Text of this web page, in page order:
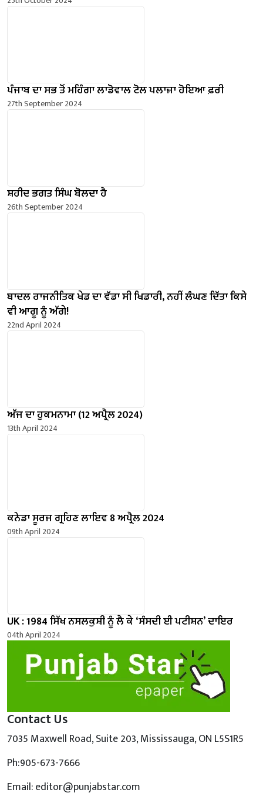
ਪੰਜਾਬ ਦਾ ਸਭ ਤੋਂ ਮਹਿੰਗਾ ਲਾਡੋਵਾਲ ਟੋਲ ਪਲਾਜ਼ਾ ਹੋਇਆ ਫ਼ਰੀ
27th September 2024
ਸ਼ਹੀਦ ਭਗਤ ਸਿੰਘ ਬੋਲਦਾ ਹੈ
26th September 2024
ਬਾਦਲ ਰਾਜਨੀਤਿਕ ਖੇਡ ਦਾ ਵੱਡਾ ਸੀ ਖਿਡਾਰੀ, ਨਹੀਂ ਲੰਘਣ ਦਿੱਤਾ ਕਿਸੇ
ਵੀ ਆਗੂ ਨੂੰ ਅੱਗੇ!
22nd April 2024
ਅੱਜ ਦਾ ਹੁਕਮਨਾਮਾ (12 ਅਪ੍ਰੈਲ 2024)
13th April 2024
ਕਨੇਡਾ ਸੂਰਜ ਗ੍ਰਹਿਣ ਲਾਇਵ 8 ਅਪ੍ਰੈਲ 2024
09th April 2024
UK : 1984 ਸਿੱਖ ਨਸਲਕੁਸ਼ੀ ਨੂੰ ਲੈ ਕੇ ‘ਸੰਸਦੀ ਈ ਪਟੀਸ਼ਨ’ ਦਾਇਰ
04th April 2024
Contact Us
7035 Maxwell Road, Suite 203, Mississauga, ON L5S1R5
Ph:905-673-7666
Email: editor@punjabstar.com